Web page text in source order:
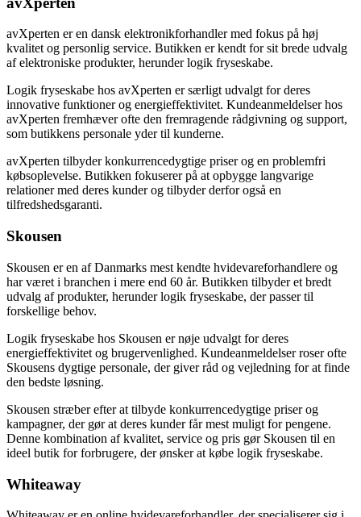
avXperten er en dansk elektronikforhandler med fokus på høj
kvalitet og personlig service. Butikken er kendt for sit brede udvalg
af elektroniske produkter, herunder logik fryseskabe.
Logik fryseskabe hos avXperten er særligt udvalgt for deres
innovative funktioner og energieffektivitet. Kundeanmeldelser hos
avXperten fremhæver ofte den fremragende rådgivning og support,
som butikkens personale yder til kunderne.
avXperten tilbyder konkurrencedygtige priser og en problemfri
købsoplevelse. Butikken fokuserer på at opbygge langvarige
relationer med deres kunder og tilbyder derfor også en
tilfredshedsgaranti.
Skousen
Skousen er en af Danmarks mest kendte hvidevareforhandlere og
har været i branchen i mere end 60 år. Butikken tilbyder et bredt
udvalg af produkter, herunder logik fryseskabe, der passer til
forskellige behov.
Logik fryseskabe hos Skousen er nøje udvalgt for deres
energieffektivitet og brugervenlighed. Kundeanmeldelser roser ofte
Skousens dygtige personale, der giver råd og vejledning for at finde
den bedste løsning.
Skousen stræber efter at tilbyde konkurrencedygtige priser og
kampagner, der gør at deres kunder får mest muligt for pengene.
Denne kombination af kvalitet, service og pris gør Skousen til en
ideel butik for forbrugere, der ønsker at købe logik fryseskabe.
Whiteaway